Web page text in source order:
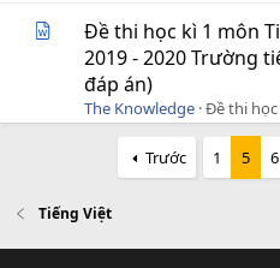
Đề thi học kì 1 môn
2019 - 2020 Trường
đáp án)
The Knowledge Đề thi học
Trước 1 5 6
Tiếng Việt